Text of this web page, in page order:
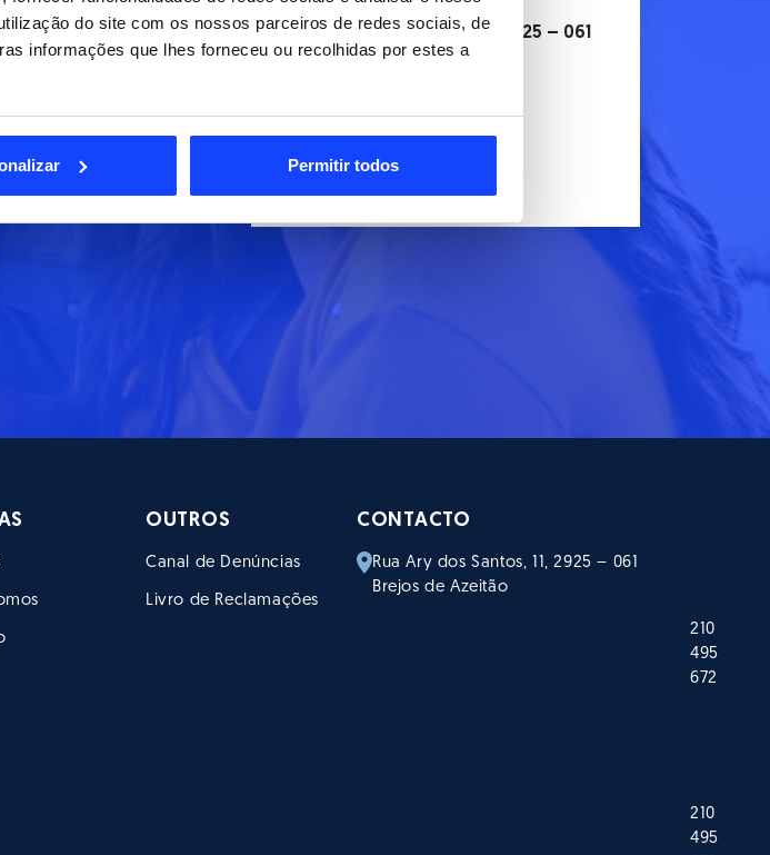
do site com os nossos parceiros de redes sociais, de
informações que lhes forneceu ou recolhidas por estes a
Permitir todos
Encontre-nos em:
Rua Ary dos Santos, 11, 2925 – 061
Brejos de Azeitão
geral.hnsa@emeis.com
OUTROS
Canal de Denúncias
Livro de Reclamações
CONTACTO
Rua Ary dos Santos, 11, 2925 – 061
Brejos de Azeitão
210
495
672
210
495